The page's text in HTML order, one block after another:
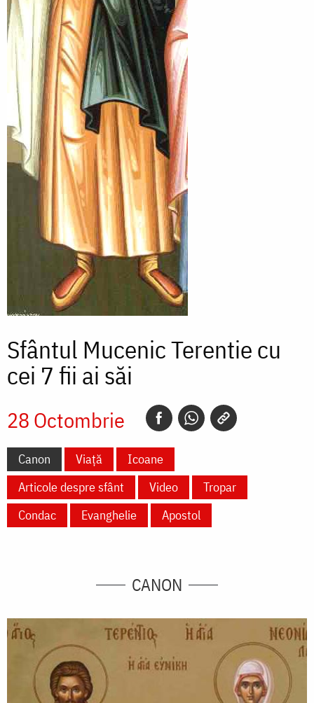
Sfântul Mucenic Terentie cu
cei 7 fii ai săi
28 Octombrie
Canon Viață
Icoane
Articole despre sfânt
Video
Tropar
Condac
Evanghelie Apostol
CANON